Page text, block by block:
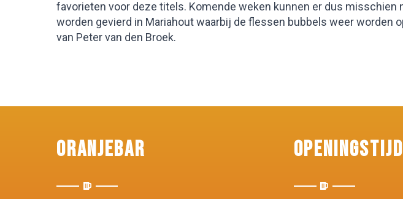
favorieten voor deze titels. Komende weken kunnen er dus
worden gevierd in Mariahout waarbij de flessen bubbels weer worden
van Peter van den Broek.
Oranjebar